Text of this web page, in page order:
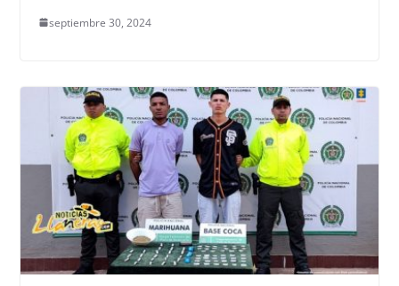
septiembre 30, 2024